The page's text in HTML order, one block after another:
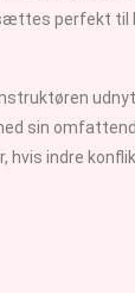
perfekt
sin
hvis indre